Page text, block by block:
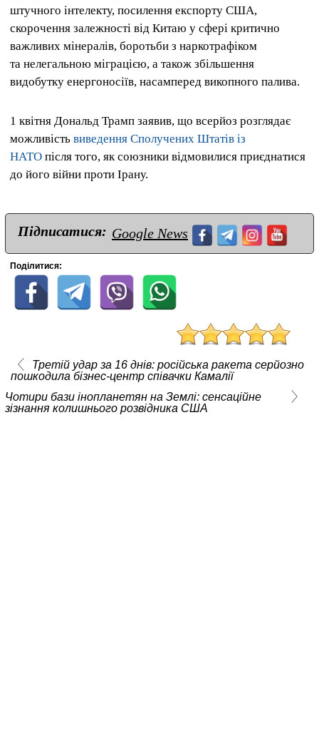
штучного інтелекту, посилення експорту США,
скорочення залежності від Китаю у сфері критично
важливих мінералів, боротьби з наркотрафіком
та нелегальною міграцією, а також збільшення
видобутку енергоносіїв, насамперед викопного палива.
1 квітня Дональд Трамп заявив, що всерйоз розглядає
можливість виведення Сполучених Штатів із
НАТО після того, як союзники відмовилися приєднатися
до його війни проти Ірану.
Підписатися: Google News
Поділитися:
Третій удар за 16 днів: російська ракета серйозно
пошкодила бізнес-центр співачки Камалії
Чотири бази інопланетян на Землі: сенсаційне
зізнання колишнього розвідника США